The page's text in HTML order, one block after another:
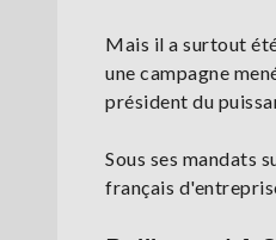
Mais il a surtout
une campagne
président du
Sous ses mandats
français